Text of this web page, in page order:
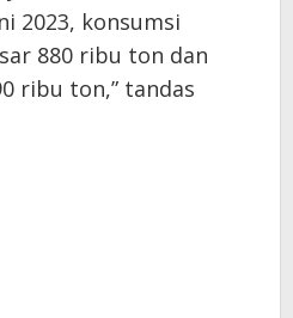
2023, konsumsi
880 ribu ton dan
ribu ton,” tandas